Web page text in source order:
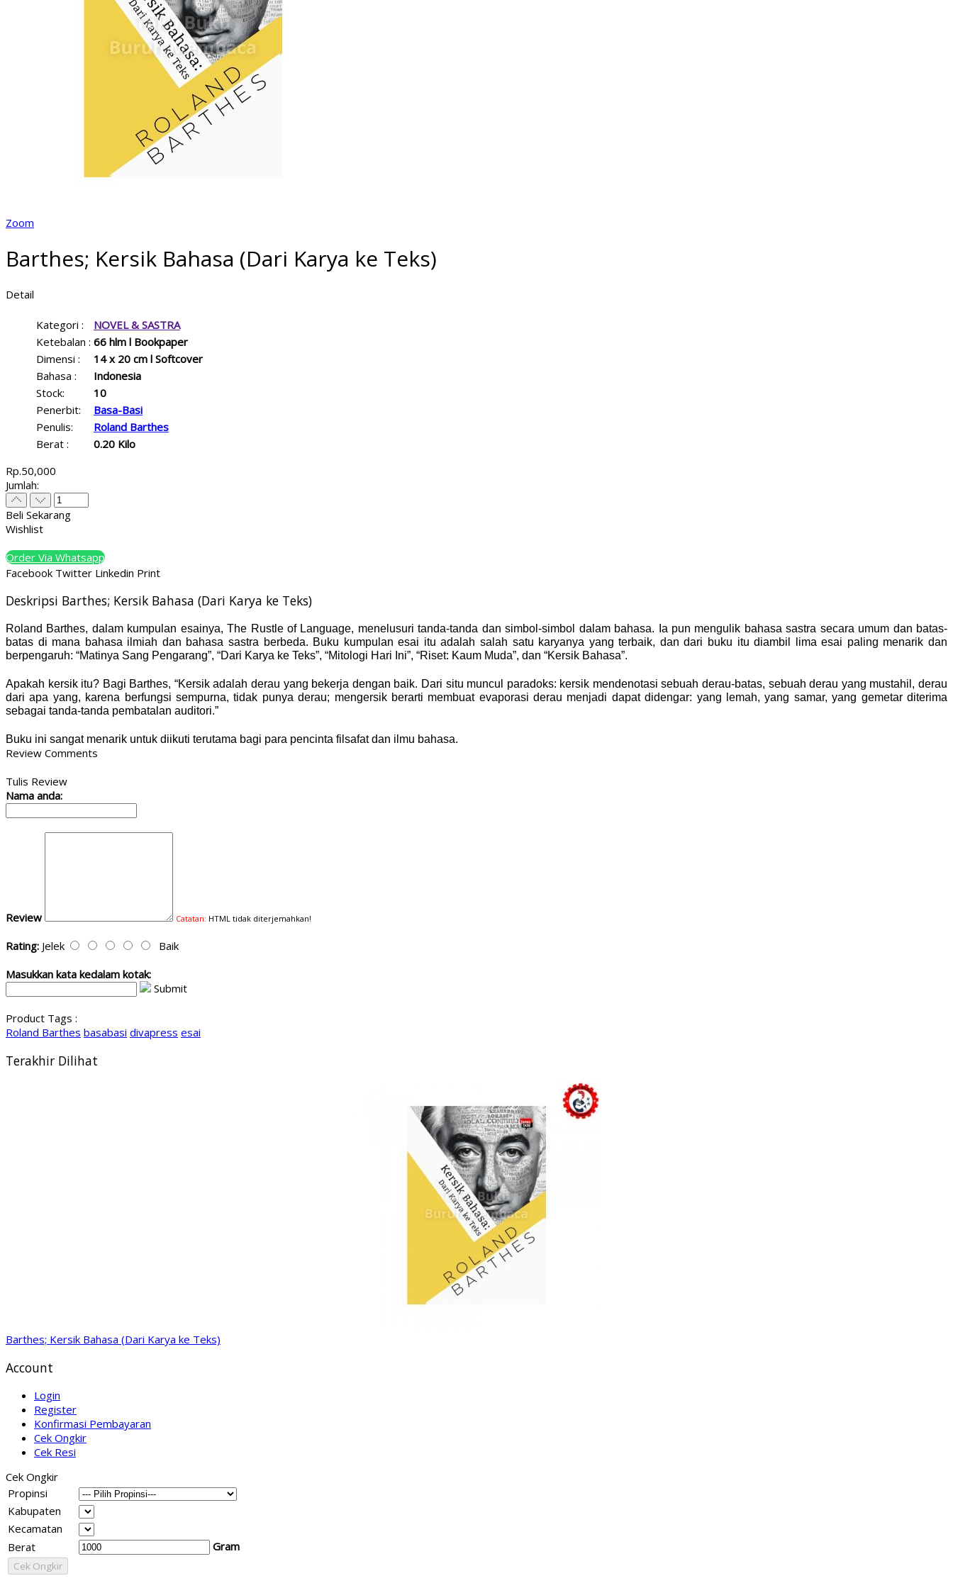
Zoom
Barthes; Kersik Bahasa (Dari Karya ke Teks)
Detail
Kategori :
NOVEL & SASTRA
Ketebalan : 66 hlm l Bookpaper
Dimensi :
14 x 20 cm l Softcover
Bahasa :
Indonesia
Stock:
10
Penerbit:
Basa-Basi
Penulis:
Roland Barthes
Berat :
0.20 Kilo
Rp.50,000
Jumlah:
Beli Sekarang
Wishlist
Order Via Whatsapp
Facebook Twitter Linkedin Print
Deskripsi Barthes; Kersik Bahasa (Dari Karya ke Teks)
Roland Barthes, dalam kumpulan esainya, The Rustle of Language, menelusuri tanda-tanda dan simbol-simbol dalam bahasa. Ia pun mengulik bahasa sastra secara umum dan batas-
batas di mana bahasa ilmiah dan bahasa sastra berbeda. Buku kumpulan esai itu adalah salah satu karyanya yang terbaik, dan dari buku itu diambil lima esai paling menarik dan
berpengaruh: “Matinya Sang Pengarang”, “Dari Karya ke Teks”, “Mitologi Hari Ini”, “Riset: Kaum Muda”, dan “Kersik Bahasa”.
Apakah kersik itu? Bagi Barthes, “Kersik adalah derau yang bekerja dengan baik. Dari situ muncul paradoks: kersik mendenotasi sebuah derau-batas, sebuah derau yang mustahil, derau
dari apa yang, karena berfungsi sempurna, tidak punya derau; mengersik berarti membuat evaporasi derau menjadi dapat didengar: yang lemah, yang samar, yang gemetar diterima
sebagai tanda-tanda pembatalan auditori.”
Buku ini sangat menarik untuk diikuti terutama bagi para pencinta filsafat dan ilmu bahasa.
Review Comments
Tulis Review
Nama anda:
Review Catatan: HTML tidak diterjemahkan!
Rating: Jelek
Baik
Masukkan kata kedalam kotak:
Submit
Product Tags :
Roland Barthes basabasi divapress esai
Terakhir Dilihat
Barthes; Kersik Bahasa (Dari Karya ke Teks)
Account
Login
Register
Konfirmasi Pembayaran
Cek Ongkir
Cek Resi
Cek Ongkir
Propinsi
Kabupaten
Kecamatan
Berat
Gram
Cek Ongkir